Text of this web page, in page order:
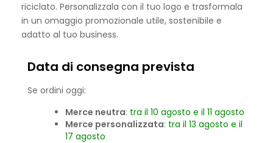
riciclato. Personalizzala con il tuo logo e trasformala
in un omaggio promozionale utile, sostenibile e
adatto al tuo business.
Data di consegna prevista
Se ordini oggi:
Merce neutra: tra il 10 agosto e il 11 agosto
Merce personalizzata: tra il 13 agosto e il
17 agosto